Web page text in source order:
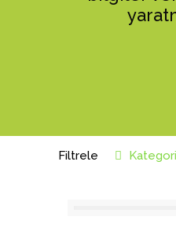
Filtrele